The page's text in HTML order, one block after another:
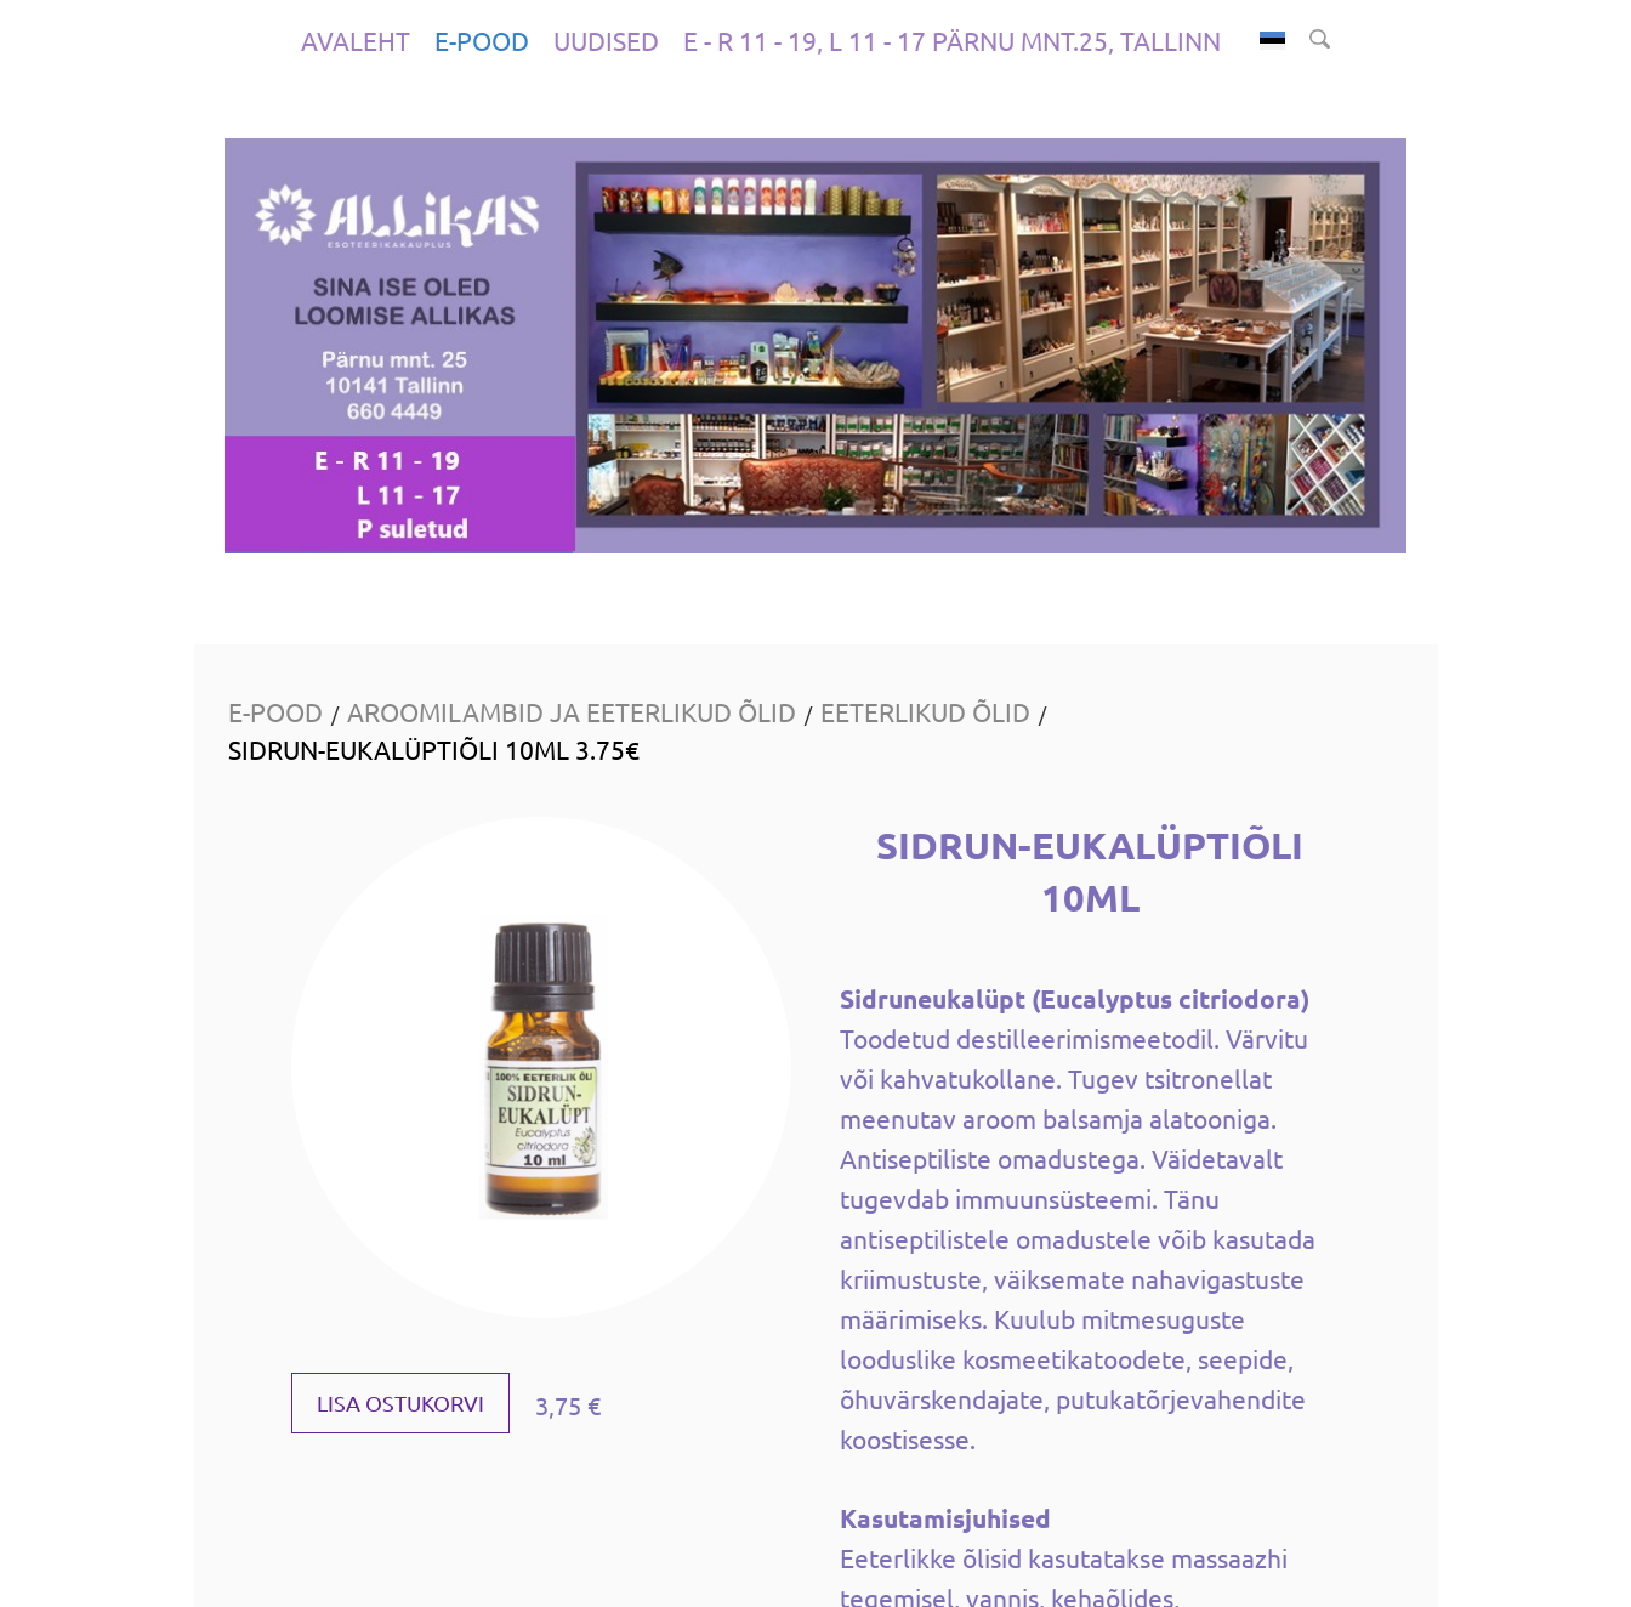
AVALEHT E-POOD UUDISED E - R 11 - 19, L 11 - 17 PÄRNU MNT.25, TALLINN
E-POOD / AROOMILAMBID JA EETERLIKUD ÕLID / EETERLIKUD ÕLID /
SIDRUN-EUKALÜPTIÕLI 10ML 3.75€
LISA OSTUKORVI 3,75 €
SIDRUN-EUKALÜPTIÕLI
10ML
Sidruneukalüpt (Eucalyptus citriodora)
Toodetud destilleerimismeetodil. Värvitu
või kahvatukollane. Tugev tsitronellat
meenutav aroom balsamja alatooniga.
Antiseptiliste omadustega. Väidetavalt
tugevdab immuunsüsteemi. Tänu
antiseptilistele omadustele võib kasutada
kriimustuste, väiksemate nahavigastuste
määrimiseks. Kuulub mitmesuguste
looduslike kosmeetikatoodete, seepide,
õhuvärskendajate, putukatõrjevahendite
koostisesse.
Kasutamisjuhised
Eeterlikke õlisid kasutatakse massaazhi
tegemisel, vannis, kehaõlides,